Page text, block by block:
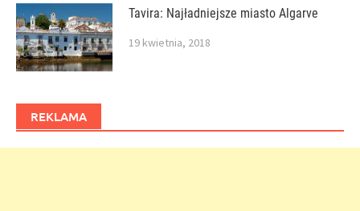
Tavira: Najładniejsze miasto Algarve
19 kwietnia, 2018
REKLAMA